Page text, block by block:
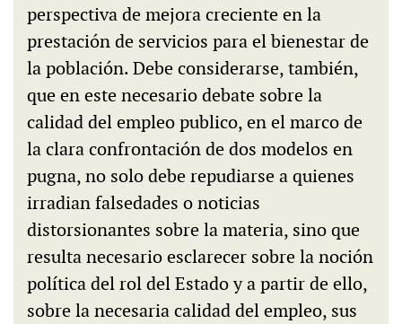
perspectiva de mejora creciente en la
prestación de servicios para el bienestar de
la población. Debe considerarse, también,
que en este necesario debate sobre la
calidad del empleo publico, en el marco de
la clara confrontación de dos modelos en
pugna, no solo debe repudiarse a quienes
irradian falsedades o noticias
distorsionantes sobre la materia, sino que
resulta necesario esclarecer sobre la noción
política del rol del Estado y a partir de ello,
sobre la necesaria calidad del empleo, sus